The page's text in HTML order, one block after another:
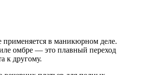
применяется в маникюрном деле.
омбре — это плавный переход
к другому.